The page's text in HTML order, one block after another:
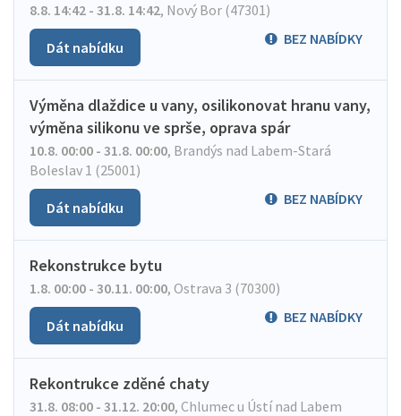
8.8. 14:42 - 31.8. 14:42, Nový Bor (47301)
BEZ NABÍDKY
Dát nabídku
Výměna dlaždice u vany, osilikonovat hranu vany,
výměna silikonu ve sprše, oprava spár
10.8. 00:00 - 31.8. 00:00, Brandýs nad Labem-Stará
Boleslav 1 (25001)
BEZ NABÍDKY
Dát nabídku
Rekonstrukce bytu
1.8. 00:00 - 30.11. 00:00, Ostrava 3 (70300)
BEZ NABÍDKY
Dát nabídku
Rekontrukce zděné chaty
31.8. 08:00 - 31.12. 20:00, Chlumec u Ústí nad Labem